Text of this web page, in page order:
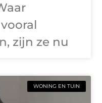
zijn ze nu
WONING EN TUIN